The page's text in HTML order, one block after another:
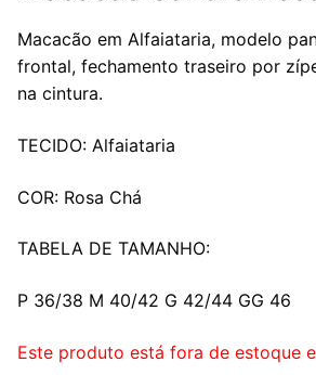
Macacão em Alfaiataria, modelo
frontal, fechamento traseiro por
na cintura.
TECIDO: Alfaiataria
COR: Rosa Chá
TABELA DE TAMANHO:
P 36/38 M 40/42 G 42/44 GG 46
Este produto está fora de estoque